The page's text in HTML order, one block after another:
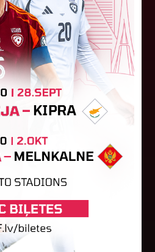
"LuckyBet" SFL
futbola līgas jūnija
tika noskaidrota
apkopotas...
06. augusts 2026.